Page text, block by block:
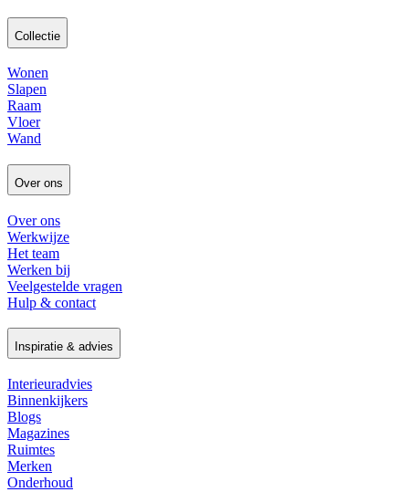
Collectie
Wonen
Slapen
Raam
Vloer
Wand
Over ons
Over ons
Werkwijze
Het team
Werken bij
Veelgestelde vragen
Hulp & contact
Inspiratie & advies
Interieuradvies
Binnenkijkers
Blogs
Magazines
Ruimtes
Merken
Onderhoud